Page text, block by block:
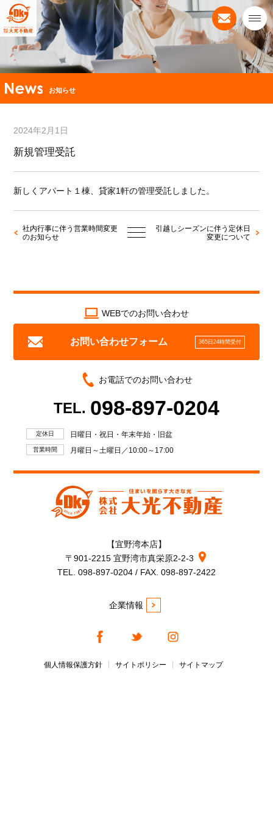
お知らせ
2024年2月1日
新規管理受託
新しくアパート１棟、貸家1軒の管理受託しました。
社内行事に伴う営業時間変更
のお知らせ
引越しシーズンに伴う定休日
変更について
WEBでのお問い合わせ
お問い合わせフォーム 365日24時間受付
お電話でのお問い合わせ
TEL. 098-897-0204
定休日 日曜日・祝日・年末年始・旧盆
営業時間 月曜日～土曜日／10:00～17:00
【宜野湾本店】
〒901-2215 宜野湾市真栄原2-2-3
TEL. 098-897-0204 / FAX. 098-897-2422
企業情報
個人情報保護方針 サイトポリシー サイトマップ